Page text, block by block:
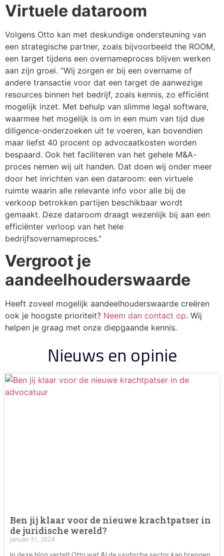
Virtuele dataroom
Volgens Otto kan met deskundige ondersteuning van
een strategische partner, zoals bijvoorbeeld the ROOM,
een target tijdens een overnameproces blijven werken
aan zijn groei. “Wij zorgen er bij een overname of
andere transactie voor dat een target de aanwezige
resources binnen het bedrijf, zoals kennis, zo efficiënt
mogelijk inzet. Met behulp van slimme legal software,
waarmee het mogelijk is om in een mum van tijd due
diligence-onderzoeken uit te voeren, kan bovendien
maar liefst 40 procent op advocaatkosten worden
bespaard. Ook het faciliteren van het gehele M&A-
proces nemen wij uit handen. Dat doen wij onder meer
door het inrichten van een dataroom: een virtuele
ruimte waarin alle relevante info voor alle bij de
verkoop betrokken partijen beschikbaar wordt
gemaakt. Deze dataroom draagt wezenlijk bij aan een
efficiënter verloop van het hele
bedrijfsovernameproces.”
Vergroot je
aandeelhouderswaarde
Heeft zoveel mogelijk aandeelhouderswaarde creëren
ook je hoogste prioriteit? Neem dan contact op. Wij
helpen je graag met onze diepgaande kennis.
Nieuws en opinie
Ben jij klaar voor de nieuwe krachtpatser in
de juridische wereld?
januari 31, 2024